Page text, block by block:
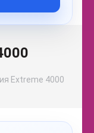
Extreme 4000